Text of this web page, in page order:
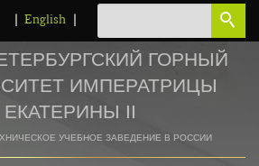
English
ГОРНЫЙ
ИМПЕРАТРИЦЫ
ЕКАТЕРИНЫ II
УЧЕБНОЕ ЗАВЕДЕНИЕ В РОССИИ